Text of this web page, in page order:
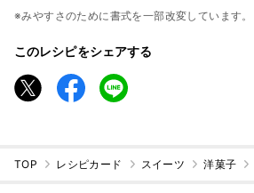
※みやすさのために書式を一部改変しています。
このレシピをシェアする
TOP レシピカード スイーツ 洋菓子